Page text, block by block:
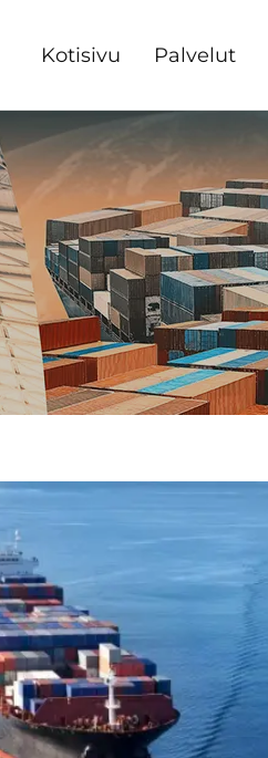
Kotisivu Palvelut